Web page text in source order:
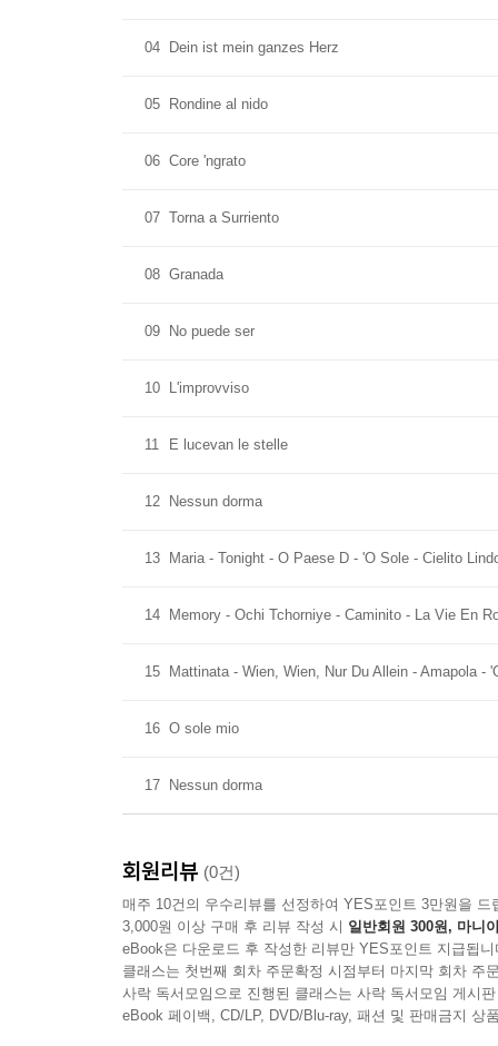
04 Dein ist mein ganzes Herz
05 Rondine al nido
06 Core 'ngrato
07 Torna a Surriento
08 Granada
09 No puede ser
10 L'improvviso
11 E lucevan le stelle
12 Nessun dorma
13 Maria - Tonight - O Paese D - 'O Sole - Cielito
14 Memory - Ochi Tchorniye - Caminito - La Vie En
15 Mattinata - Wien, Wien, Nur Du Allein - Amapola -
16 O sole mio
17 Nessun dorma
회원리뷰 (0건)
매주 10건의 우수리뷰를 선정하여 YES포인트 3만원을 드
3,000원 이상 구매 후 리뷰 작성 시 일반회원 300원, 마니
eBook은 다운로드 후 작성한 리뷰만 YES포인트 지급됩니
클래스는 첫번째 회차 주문확정 시점부터 마지막 회차 주
사락 독서모임으로 진행된 클래스는 사락 독서모임 게시
eBook 페이백, CD/LP, DVD/Blu-ray, 패션 및 판매금지 상